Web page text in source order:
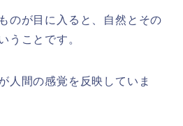
のが目に入ると、自然とその
うことです。
人間の感覚を反映していま